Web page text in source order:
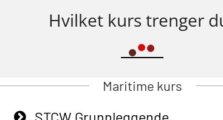
Hvilket kurs trenger
Maritime kurs